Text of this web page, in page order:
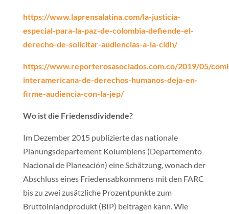
https://www.laprensalatina.com/la-justicia-
especial-para-la-paz-de-colombia-defiende-el-
derecho-de-solicitar-audiencias-a-la-cidh/
https://www.reporterosasociados.com.co/2019/05/
interamericana-de-derechos-humanos-deja-en-
firme-audiencia-con-la-jep/
Wo ist die Friedensdividende?
Im Dezember 2015 publizierte das nationale
Planungsdepartement Kolumbiens (Departemento
Nacional de Planeación) eine Schätzung, wonach der
Abschluss eines Friedensabkommens mit den FARC
bis zu zwei zusätzliche Prozentpunkte zum
Bruttoinlandprodukt (BIP) beitragen kann. Wie